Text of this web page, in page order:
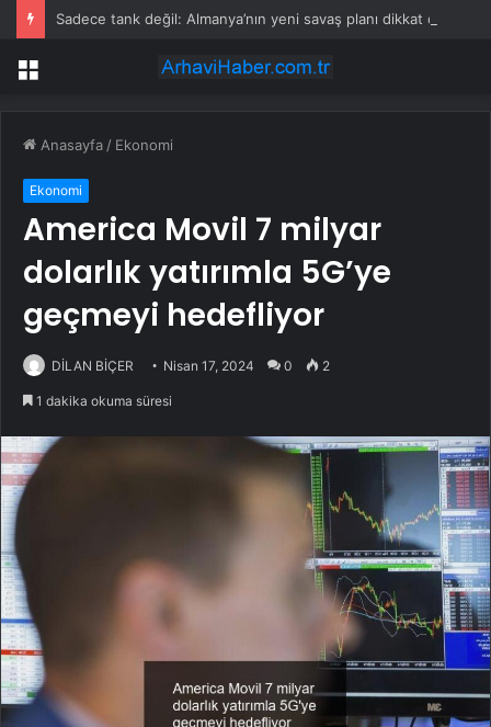
Menü
Anasayfa / Ekonomi
Ekonomi
America Movil 7 milyar
dolarlık yatırımla 5G’ye
geçmeyi hedefliyor
DİLAN BİÇER Nisan 17, 2024 0 2
1 dakika okuma süresi